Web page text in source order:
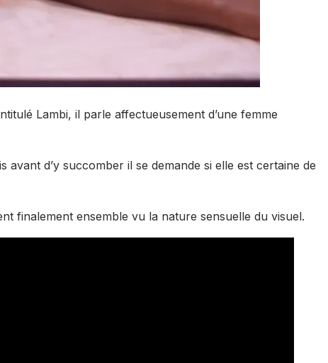
Lambi, il parle affectueusement d’une femme
d’y succomber il se demande si elle est certaine de
finalement ensemble vu la nature sensuelle du visuel.